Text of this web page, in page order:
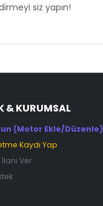
siz yapın!
& KURUMSAL
(Motor Ekle/Düzenle)
Kaydı Yap
Ver